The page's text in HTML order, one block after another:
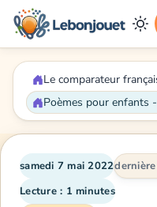
Le comparateur
Poèmes pour enfants
samedi 7 mai 2022
Lecture : 1 minutes